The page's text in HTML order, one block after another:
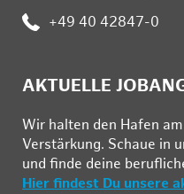
: +49 40 42847-0
AKTUELLE
Wir hal­ten den Ha­fen
Ver­stär­kung. Schau­e in
und fin­de deine
Hier findest Du unsere